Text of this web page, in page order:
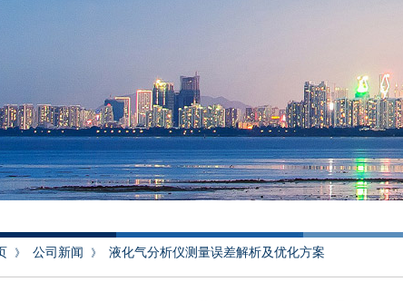
》 公司新闻 》 液化气分析仪测量误差解析及优化方案